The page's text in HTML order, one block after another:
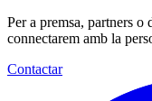
Per a premsa, partners o
connectarem amb la
Contactar